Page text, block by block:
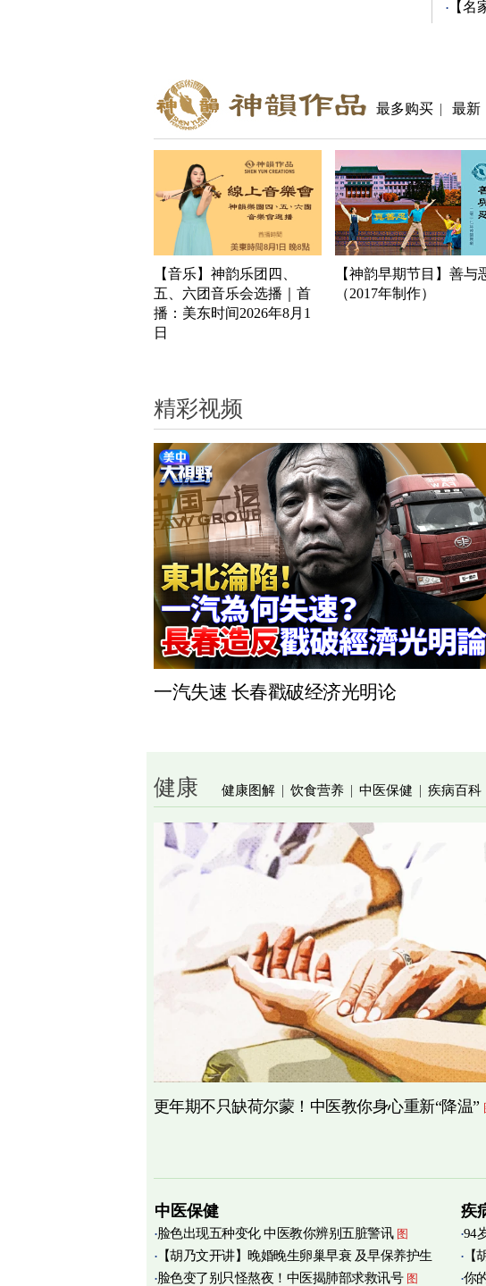
【名
最多购买 | 最新
【音乐】神韵乐团四、
五、六团音乐会选播｜首
播：美东时间2026年8月1
日
【神韵早期节目】善与
（2017年制作）
精彩视频
一汽失速 长春戳破经济光明论
健康 健康图解 | 饮食营养 | 中医保健 | 疾病百科
更年期不只缺荷尔蒙！中医教你身心重新“降温”
中医保健
脸色出现五种变化 中医教你辨别五脏警讯 图
【胡乃文开讲】晚婚晚生卵巢早衰 及早保养护生
育
脸色变了别只怪熬夜！中医揭肺部求救讯号 图
疾
94
【
自救
你